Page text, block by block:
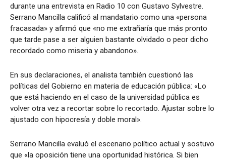
durante una entrevista en Radio 10 con Gustavo Sylvestre.
Serrano Mancilla calificó al mandatario como una «persona
fracasada» y afirmó que «no me extrañaría que más pronto
que tarde pase a ser alguien bastante olvidado o peor dicho
recordado como miseria y abandono».
En sus declaraciones, el analista también cuestionó las
políticas del Gobierno en materia de educación pública: «Lo
que está haciendo en el caso de la universidad pública es
volver otra vez a recortar sobre lo recortado. Ajustar sobre lo
ajustado con hipocresía y doble moral».
Serrano Mancilla evaluó el escenario político actual y sostuvo
que «la oposición tiene una oportunidad histórica. Si bien